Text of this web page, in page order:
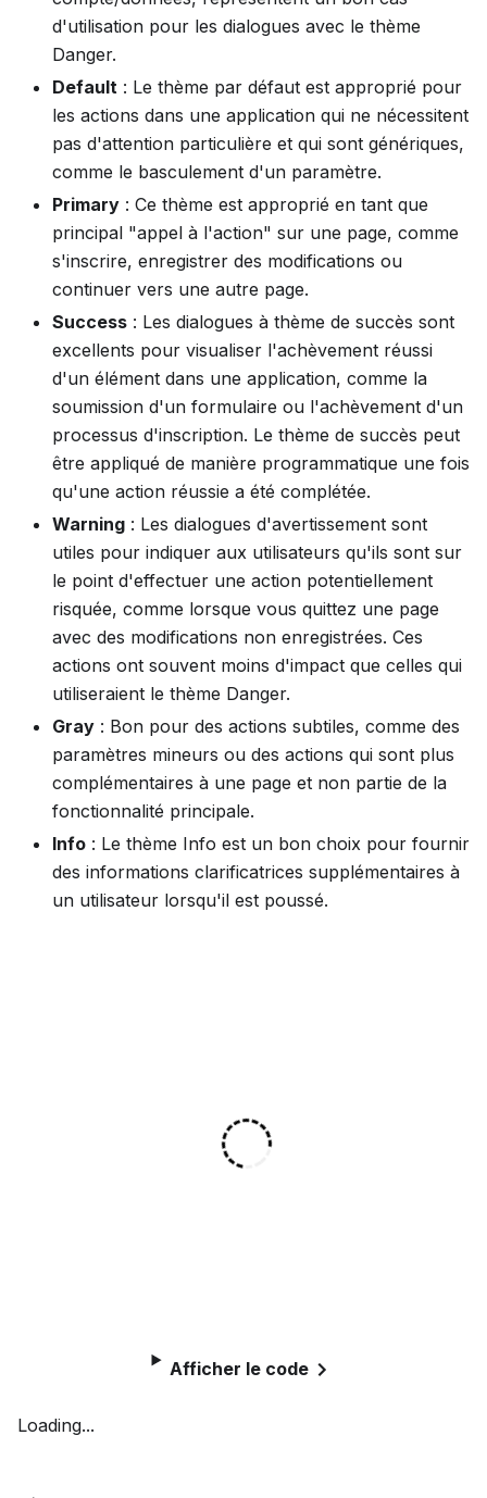
d'utilisation pour les dialogues avec le thème
Danger.
Default : Le thème par défaut est approprié pour
les actions dans une application qui ne nécessitent
pas d'attention particulière et qui sont génériques,
comme le basculement d'un paramètre.
Primary : Ce thème est approprié en tant que
principal "appel à l'action" sur une page, comme
s'inscrire, enregistrer des modifications ou
continuer vers une autre page.
Success : Les dialogues à thème de succès sont
excellents pour visualiser l'achèvement réussi
d'un élément dans une application, comme la
soumission d'un formulaire ou l'achèvement d'un
processus d'inscription. Le thème de succès peut
être appliqué de manière programmatique une fois
qu'une action réussie a été complétée.
Warning : Les dialogues d'avertissement sont
utiles pour indiquer aux utilisateurs qu'ils sont sur
le point d'effectuer une action potentiellement
risquée, comme lorsque vous quittez une page
avec des modifications non enregistrées. Ces
actions ont souvent moins d'impact que celles qui
utiliseraient le thème Danger.
Gray : Bon pour des actions subtiles, comme des
paramètres mineurs ou des actions qui sont plus
complémentaires à une page et non partie de la
fonctionnalité principale.
Info : Le thème Info est un bon choix pour fournir
des informations clarificatrices supplémentaires à
un utilisateur lorsqu'il est poussé.
Afficher le code
Loading...